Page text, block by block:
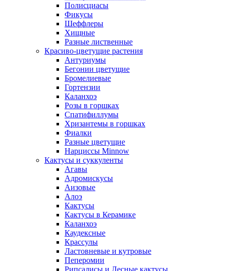
Полисциасы
Фикусы
Шеффлеры
Хищные
Разные лиственные
Красиво-цветущие растения
Антуриумы
Бегонии цветущие
Бромелиевые
Гортензии
Каланхоэ
Розы в горшках
Спатифиллумы
Хризантемы в горшках
Фиалки
Разные цветущие
Нарциссы Minnow
Кактусы и суккуленты
Агавы
Адромискусы
Аизовые
Алоэ
Кактусы
Кактусы в Керамике
Каланхоэ
Каудексные
Крассулы
Ластовневые и кутровые
Пеперомии
Рипсалисы и Лесные кактусы